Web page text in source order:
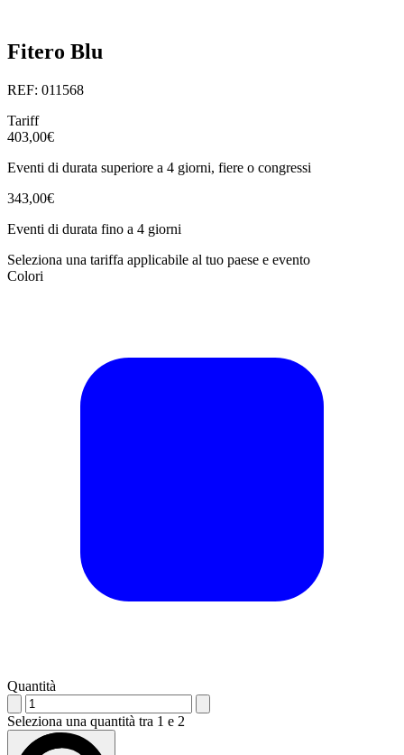
Fitero Blu
REF: 011568
Tariff
403,00€
Eventi di durata superiore a 4 giorni, fiere o congressi
343,00€
Eventi di durata fino a 4 giorni
Seleziona una tariffa applicabile al tuo paese e evento
Colori
Quantità
Seleziona una quantità tra 1 e 2